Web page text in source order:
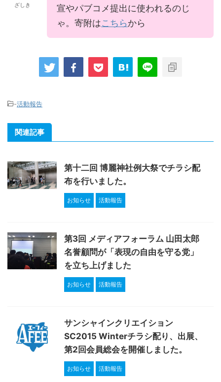
ざしき
宣やパブコメ提出に使われるのじ
ゃ。寄附はこちらから
-活動報告
関連記事
第十二回 博麗神社例大祭でチラシ配
布を行いました。
お知らせ 活動報告
第3回 メディアフォーラム 山田太郎
名誉顧問が「表現の自由を守る党」
を立ち上げました
お知らせ 活動報告
サンシャインクリエイション
SC2015 Winterチラシ配り、出展、
第2回会員総会を開催しました。
お知らせ 活動報告